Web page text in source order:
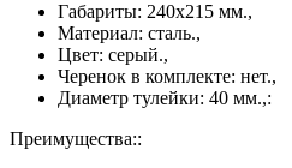
Габариты: 240х215 мм.,
Материал: сталь.,
Цвет: серый.,
Черенок в комплекте: нет.,
Диаметр тулейки: 40 мм.,:
Преимущества::